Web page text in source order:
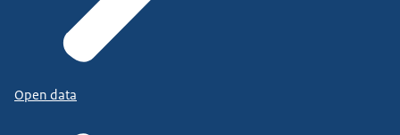
Open data